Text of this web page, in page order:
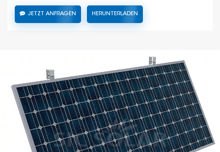
JETZT ANFRAGEN HERUNTERLADEN